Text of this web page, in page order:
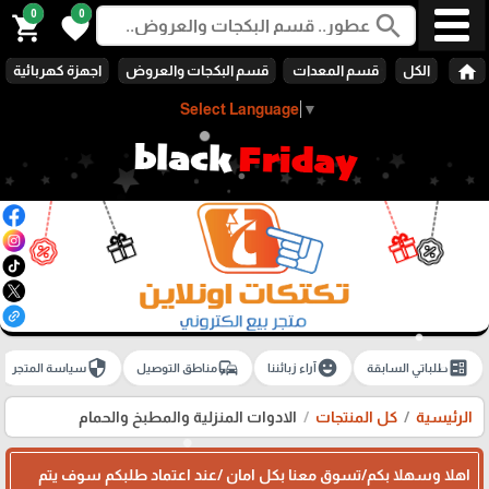
Select Language ▼
search
0
favorite
0
shopping_cart
home الكل قسم المعدات قسم البكجات والعروض اجهزة كهربائية
ballotطلباتي السابقة emoji_emotionsآراء زبائننا commuteمناطق التوصيل securityسياسة المتجر
الرئيسية كل المنتجات الادوات المنزلية والمطبخ والحمام
اهلا وسهلا بكم/تسوق معنا بكل امان /عند اعتماد طلبكم سوف يتم